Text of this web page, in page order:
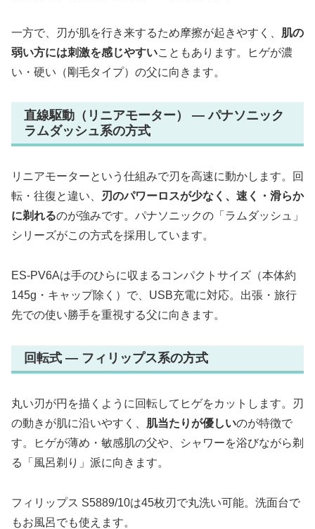
一方で、刃が肌を行き来するため摩擦が起きやすく、 肌の
弱い方には刺激を感じやすいこともあります。ヒゲが濃
い・硬い（剛毛タイプ）の父に向きます。
直線駆動（リニアモーター） ― パナソニック
ラムダッシュ系の方式
リニアモーターという仕組みで刃を高速に動かします。回
転・往復と違い、
刃のパワーロスが少なく、速く・滑らか
に剃れるのが強みです。パナソニックの「ラムダッシュ」
シリーズがこの方式を採用しています。
ES-PV6Aは手のひらに収まるコンパクトサイズ（本体約
145g・キャップ除く）で、USB充電に対応。出張・旅行
先での使い勝手を重視する父に向きます。
回転式 ― フィリップス系の方式
丸い刃が円を描くように回転してヒゲをカットします。刃
の動きが肌に沿いやすく、 肌当たりが優しいのが特徴で
す。ヒゲが薄め・敏感肌の父や、シャワーを浴びながら剃
る「風呂剃り」派に向きます。
フィリップス S5889/10は45枚刃で丸洗い可能。洗面台で
もお風呂でも使えます。